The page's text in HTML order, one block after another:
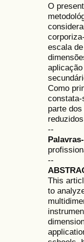
O
escala
Como
parte
--
--
This
to